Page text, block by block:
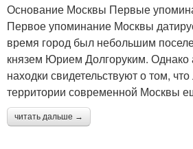
Основание Москвы Первые
Первое упоминание Москвы
время город был небольшим
князем Юрием Долгоруким. Однако
находки свидетельствуют о том,
территории современной Москвы
читать дальше →